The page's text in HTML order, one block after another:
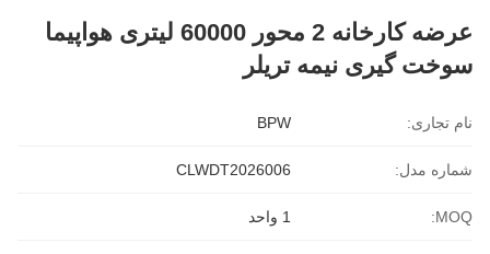
عرضه کارخانه 2 محور 60000 لیتری هواپیما
سوخت گیری نیمه تریلر
نام تجاری: BPW
شماره مدل: CLWDT2026006
MOQ: 1 واحد